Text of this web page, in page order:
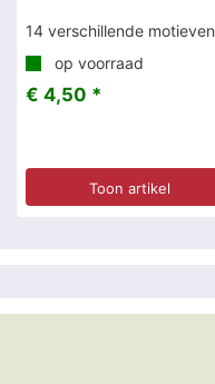
14 verschillende motieven
op voorraad
€ 4,50 *
Toon artikel